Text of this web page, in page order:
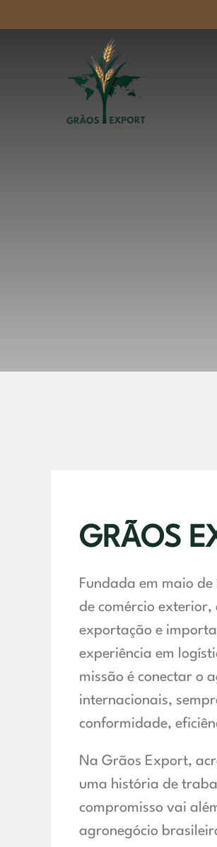
Skip to main content
GRÃOS
Fundada em maio
de comércio exterior,
exportação e
experiência em
missão é conectar o
internacionais,
conformidade,
Na Grãos Export,
uma história de
compromisso vai
agronegócio